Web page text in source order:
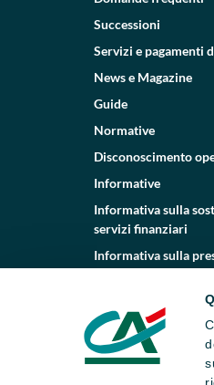
Successioni
Servizi e pagamenti
News e Magazine
Guide
Normative
Disconoscimento
Informative
Informativa sulla
servizi finanziari
Informativa sulla
Whistleblowing